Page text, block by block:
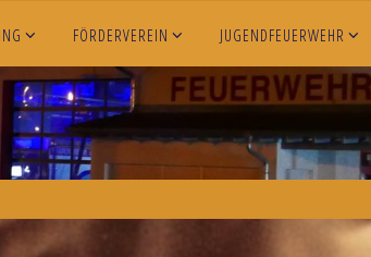
FÖRDERVEREIN JUGENDFEUERWEHR